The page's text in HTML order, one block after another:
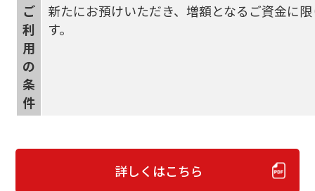
ご
利
用
の
条
件
新たにお預けいただき、増額となるご資金に
す。
詳しくはこちら